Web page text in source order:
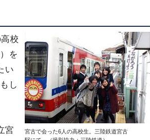
宮古で会った6人の高校生。三陸鉄道宮古
校
を
い
し
宮